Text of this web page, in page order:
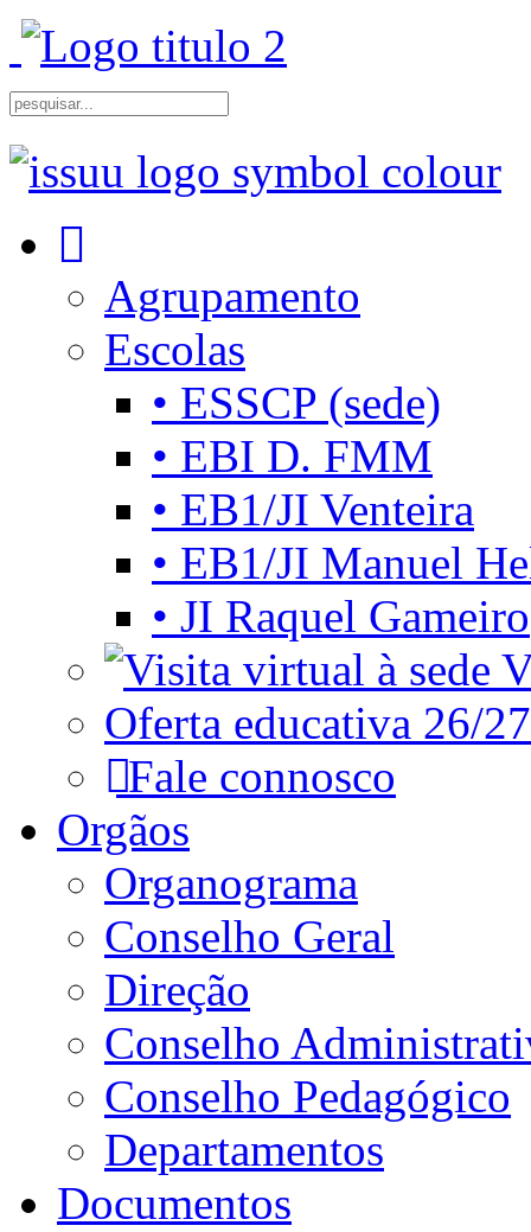
Agrupamento
Escolas
• ESSCP (sede)
• EBI D. FMM
• EB1/JI Venteira
• EB1/JI Manuel
• JI Raquel Gameiro
Oferta educativa 26/27
Fale connosco
Orgãos
Organograma
Conselho Geral
Direção
Conselho
Conselho Pedagógico
Departamentos
Documentos